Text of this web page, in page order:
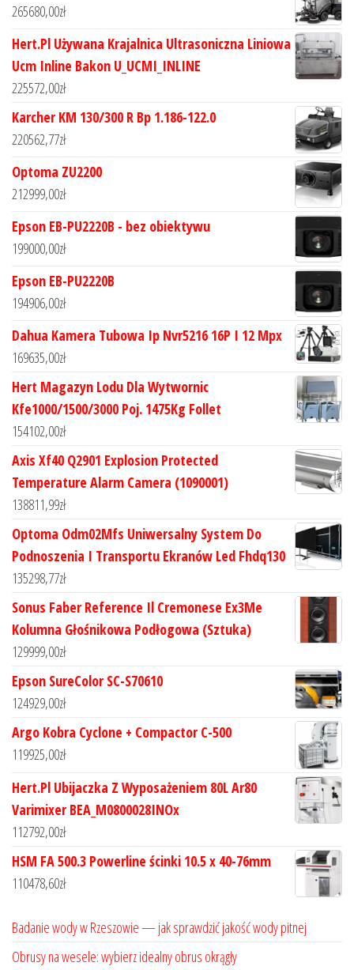
265680,00zł
Hert.Pl Używana Krajalnica Ultrasoniczna Liniowa
Ucm Inline Bakon U_UCMI_INLINE
225572,00zł
Karcher KM 130/300 R Bp 1.186-122.0
220562,77zł
Optoma ZU2200
212999,00zł
Epson EB-PU2220B - bez obiektywu
199000,00zł
Epson EB-PU2220B
194906,00zł
Dahua Kamera Tubowa Ip Nvr5216 16P I 12 Mpx
169635,00zł
Hert Magazyn Lodu Dla Wytwornic
Kfe1000/1500/3000 Poj. 1475Kg Follet
154102,00zł
Axis Xf40 Q2901 Explosion Protected
Temperature Alarm Camera (1090001)
138811,99zł
Optoma Odm02Mfs Uniwersalny System Do
Podnoszenia I Transportu Ekranów Led Fhdq130
135298,77zł
Sonus Faber Reference Il Cremonese Ex3Me
Kolumna Głośnikowa Podłogowa (Sztuka)
129999,00zł
Epson SureColor SC-S70610
124929,00zł
Argo Kobra Cyclone + Compactor C-500
119925,00zł
Hert.Pl Ubijaczka Z Wyposażeniem 80L Ar80
Varimixer BEA_M0800028INOx
112792,00zł
HSM FA 500.3 Powerline ścinki 10.5 x 40-76mm
110478,60zł
Badanie wody w Rzeszowie — jak sprawdzić jakość wody pitnej
Obrusy na wesele: wybierz idealny obrus okrągły